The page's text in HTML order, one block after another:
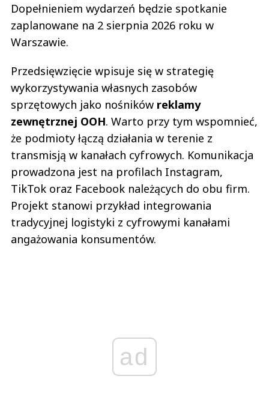
Dopełnieniem wydarzeń będzie spotkanie
zaplanowane na 2 sierpnia 2026 roku w
Warszawie.
Przedsięwzięcie wpisuje się w strategię
wykorzystywania własnych zasobów
sprzętowych jako nośników reklamy
zewnętrznej OOH. Warto przy tym wspomnieć,
że podmioty łączą działania w terenie z
transmisją w kanałach cyfrowych. Komunikacja
prowadzona jest na profilach Instagram,
TikTok oraz Facebook należących do obu firm.
Projekt stanowi przykład integrowania
tradycyjnej logistyki z cyfrowymi kanałami
angażowania konsumentów.
ad